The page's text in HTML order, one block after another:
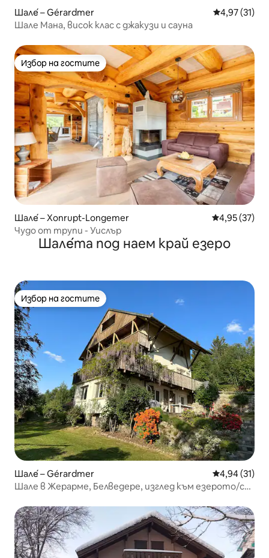
Шале́ – Gérardmer Средна
4,97 (31)
Шале Мана, висок клас с джакузи и сауна
Избор на гостите
Избор на гостите
Шале́ – Xonrupt-Longemer Средна
4,95 (37)
Чудо от трупи - Уислър
Шале́та под наем край езеро
Избор на гостите
Избор на гостите
Шале́ – Gérardmer Средна
4,94 (31)
Шале в Жерарме, Белведере, изглед към езерото/ски